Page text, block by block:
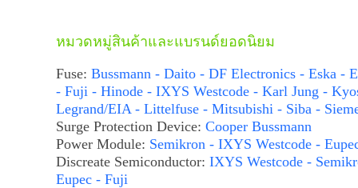
หมวดหมู่สินค้าและแบรนด์ยอดนิยม
Fuse: Bussmann - Daito - DF Electronics - Eska -
- Fuji - Hinode - IXYS Westcode - Karl Jung -
Legrand/EIA - Littelfuse - Mitsubishi - Siba -
Surge Protection Device: Cooper Bussmann
Power Module: Semikron - IXYS Westcode -
Discreate Semiconductor: IXYS Westcode -
Eupec - Fuji